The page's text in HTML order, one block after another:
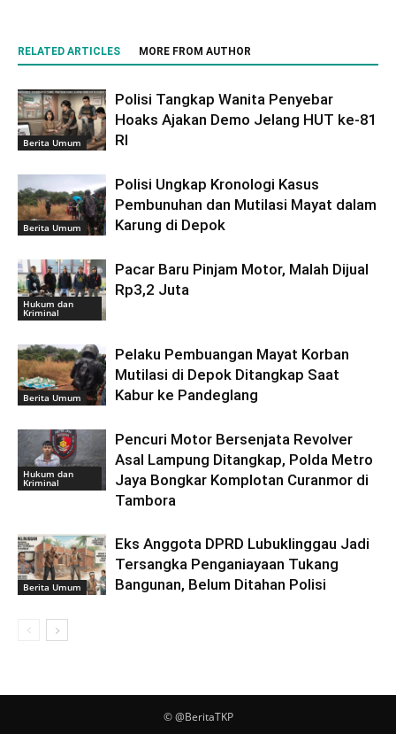
RELATED ARTICLES MORE FROM AUTHOR
Berita Umum
Polisi Tangkap Wanita Penyebar
Hoaks Ajakan Demo Jelang HUT ke-81
RI
Berita Umum
Polisi Ungkap Kronologi Kasus
Pembunuhan dan Mutilasi Mayat dalam
Karung di Depok
Hukum dan
Kriminal
Pacar Baru Pinjam Motor, Malah Dijual
Rp3,2 Juta
Berita Umum
Pelaku Pembuangan Mayat Korban
Mutilasi di Depok Ditangkap Saat
Kabur ke Pandeglang
Hukum dan
Kriminal
Pencuri Motor Bersenjata Revolver
Asal Lampung Ditangkap, Polda Metro
Jaya Bongkar Komplotan Curanmor di
Tambora
Berita Umum
Eks Anggota DPRD Lubuklinggau Jadi
Tersangka Penganiayaan Tukang
Bangunan, Belum Ditahan Polisi
© @BeritaTKP